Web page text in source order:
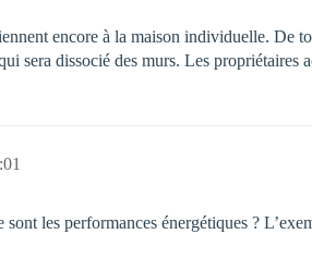
encore à la maison individuelle. De
sera dissocié des murs. Les propriétaires
les performances énergétiques ?